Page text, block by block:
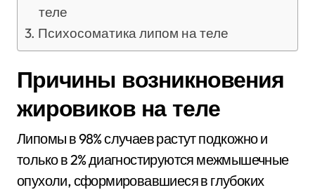
теле
Психосоматика липом на теле
Причины возникновения
жировиков на теле
Липомы в 98% случаев растут подкожно и
только в 2% диагностируются межмышечные
опухоли, сформировавшиеся в глубоких